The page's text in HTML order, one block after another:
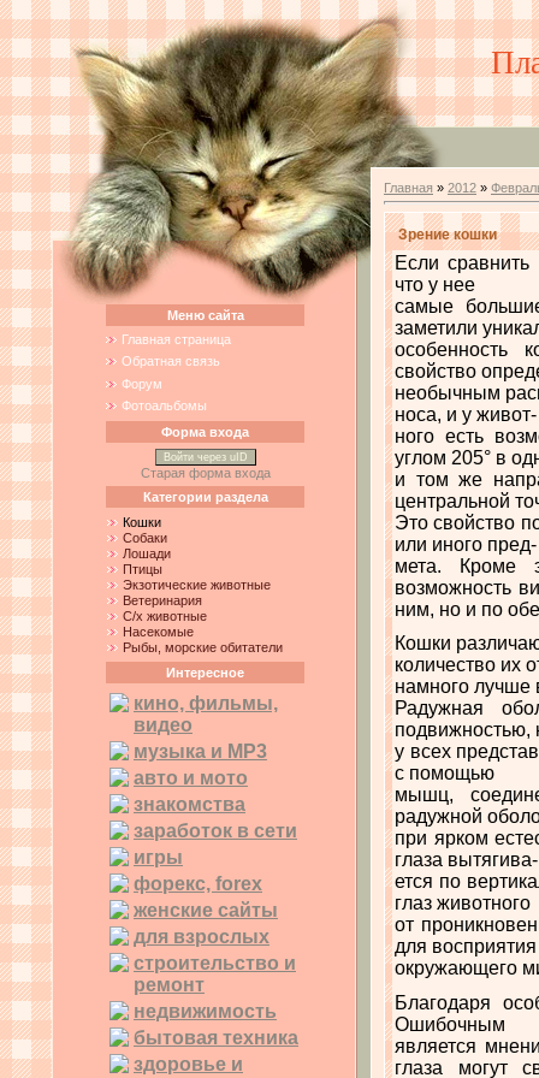
Меню сайта
Главная страница
Обратная связь
Форум
Фотоальбомы
Форма входа
Войти через uID
Старая форма входа
Категории раздела
Кошки
Собаки
Лошади
Птицы
Экзотические животные
Ветеринария
С/х животные
Насекомые
Рыбы, морские обитатели
Интересное
кино, фильмы,
видео
музыка и MP3
авто и мото
знакомства
заработок в сети
игры
форекс, forex
женские сайты
для взрослых
строительство и
ремонт
недвижимость
бытовая техника
здоровье и
Главная » 2012 »
Зрение кошки
Если
что у нее
самые
заметили
особенность
свойство
необычным
носа, и у живот-
ного есть
углом 205° в
и том же
центральной
Это свойство
или иного пред-
мета. Кроме
возможность
ним, но и по
Кошки
количество их
намного лучше
Радужная
подвижностью,
у всех
с помощью
мышц,
радужной
при ярком
глаза вытягива-
ется по
глаз животного
от
для восприятия
окружающего
Благодаря
Ошибочным
является
глаза могут